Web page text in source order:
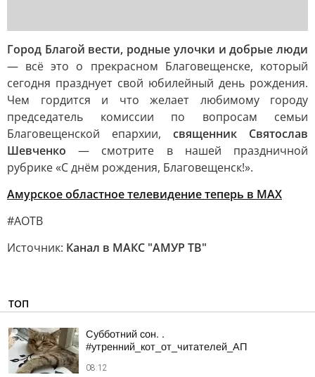
Город Благой вести, родные улочки и добрые люди
— всё это о прекрасном Благовещенске, который
сегодня празднует свой юбилейный день рождения.
Чем гордится и что желает любимому городу
председатель комиссии по вопросам семьи
Благовещенской епархии, священник Святослав
Шевченко — смотрите в нашей праздничной
рубрике «С днём рождения, Благовещенск!».
Амурское областное телевидение теперь в МАХ
#АОТВ
Источник: Канал в МАКС "АМУР ТВ"
ТОП
Субботний сон. .
#утренний_кот_от_читателей_АП
08:12